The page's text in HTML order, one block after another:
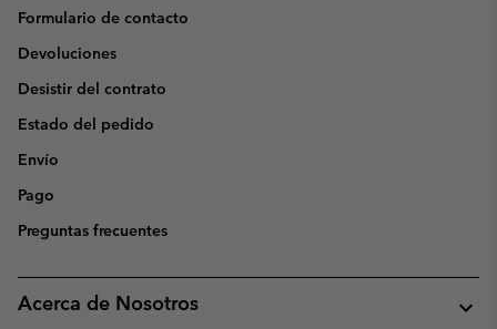
SEARCH
Formulario de contacto
Devoluciones
Desistir del contrato
Estado del pedido
Envío
Pago
Preguntas frecuentes
Acerca de Nosotros